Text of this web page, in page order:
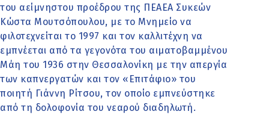
του αείμνηστου προέδρου της ΠΕΑΕΑ Συκεών
Κώστα Μουτσόπουλου, με το Μνημείο να
φιλοτεχνείται το 1997 και τον καλλιτέχνη να
εμπνέεται από τα γεγονότα του αιματοβαμμένου
Μάη του 1936 στην Θεσσαλονίκη με την απεργία
των καπνεργατών και τον «Επιτάφιο» του
ποιητή Γιάννη Ρίτσου, τον οποίο εμπνεύστηκε
από τη δολοφονία του νεαρού διαδηλωτή.